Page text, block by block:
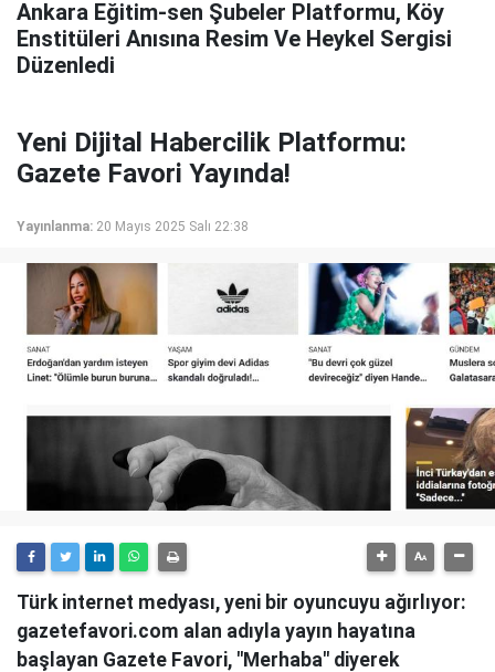
Ankara Eğitim-sen Şubeler Platformu, Köy
Enstitüleri Anısına Resim Ve Heykel Sergisi
Düzenledi
Yeni Dijital Habercilik Platformu:
Gazete Favori Yayında!
Yayınlanma: 20 Mayıs 2025 Salı 22:38
Türk internet medyası, yeni bir oyuncuyu ağırlıyor:
gazetefavori.com alan adıyla yayın hayatına
başlayan Gazete Favori, "Merhaba" diyerek